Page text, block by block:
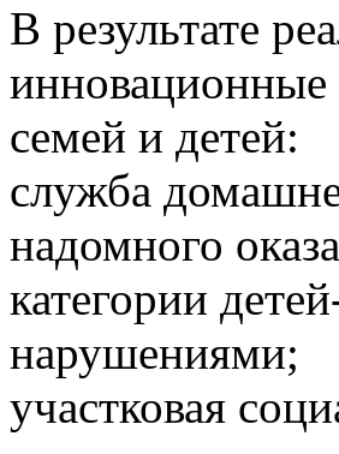
В результате
инновационные
семей и детей:
служба
надомного
категории
нарушениями;
участковая